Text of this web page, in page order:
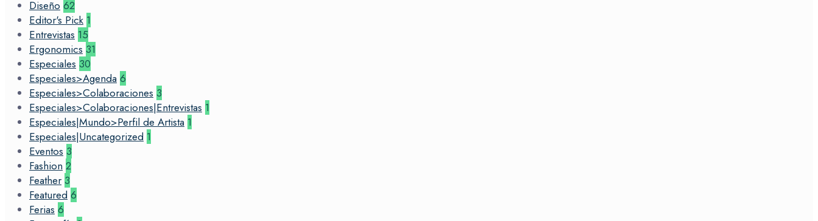
Diseño 62
Editor's Pick 1
Entrevistas 15
Ergonomics 31
Especiales 30
Especiales>Agenda 6
Especiales>Colaboraciones 3
Especiales>Colaboraciones|Entrevistas 1
Especiales|Mundo>Perfil de Artista 1
Especiales|Uncategorized 1
Eventos 3
Fashion 2
Feather 3
Featured 6
Ferias 6